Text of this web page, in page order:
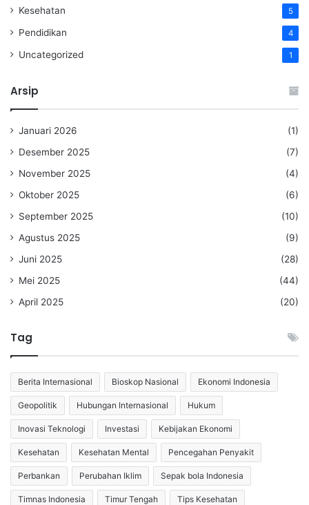
Kesehatan 5
Pendidikan 4
Uncategorized 1
Arsip
Januari 2026
(1)
Desember 2025
(7)
November 2025
(4)
Oktober 2025
(6)
September 2025
(10)
Agustus 2025
(9)
Juni 2025
(28)
Mei 2025
(44)
April 2025
(20)
Tag
Berita Internasional Bioskop Nasional Ekonomi Indonesia
Geopolitik Hubungan Internasional Hukum
Inovasi Teknologi Investasi Kebijakan Ekonomi
Kesehatan Kesehatan Mental Pencegahan Penyakit
Perbankan Perubahan Iklim Sepak bola Indonesia
Timnas Indonesia Timur Tengah Tips Kesehatan